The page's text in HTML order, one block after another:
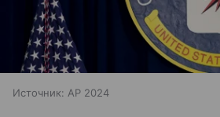
Источник: AP 2024